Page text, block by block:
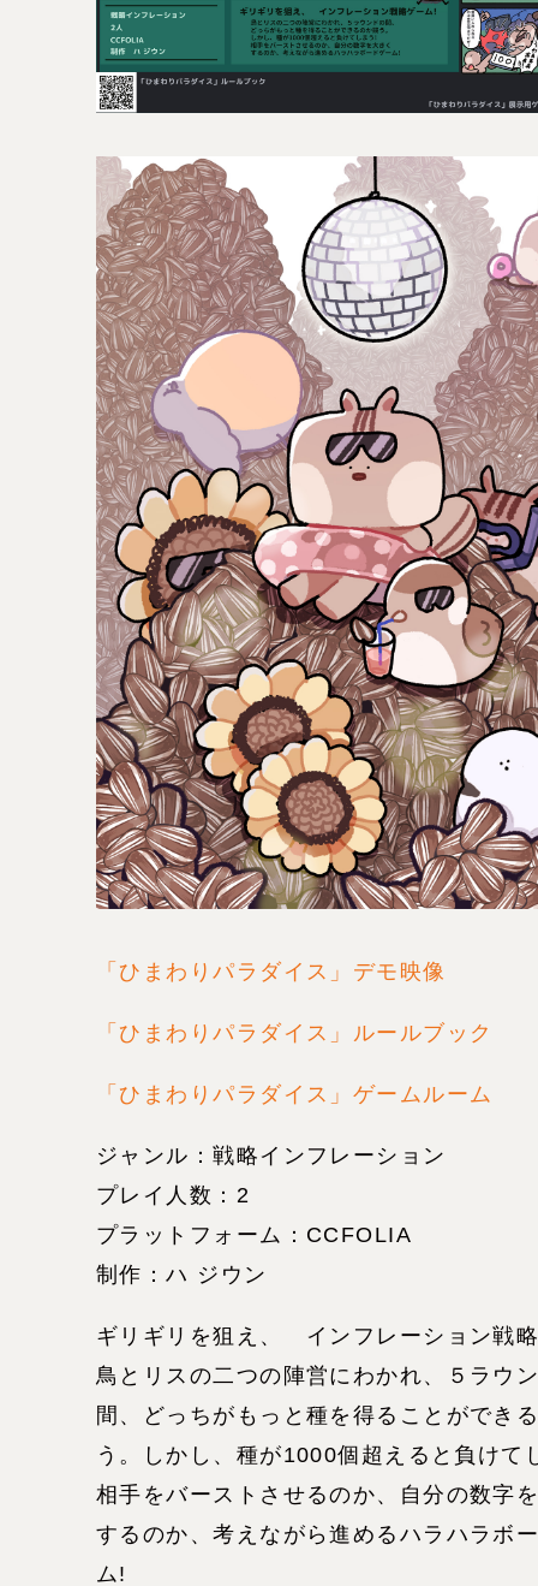
「ひまわりパラダイス」デモ映像
「ひまわりパラダイス」ルールブック
「ひまわりパラダイス」ゲームルーム
ジャンル：戦略インフレーション
プレイ人数：2
プラットフォーム：CCFOLIA
制作：ハ ジウン
ギリギリを狙え、 インフレーション戦
鳥とリスの二つの陣営にわかれ、５ラウ
間、どっちがもっと種を得ることができ
う。しかし、種が1000個超えると負けて
相手をバーストさせるのか、自分の数字
するのか、考えながら進めるハラハラボ
ム!